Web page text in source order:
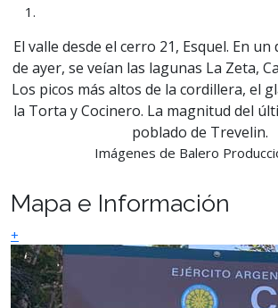
El valle desde el cerro 21, Esquel. En
de ayer, se veían las lagunas La Zeta,
Los picos más altos de la cordillera, el
la Torta y Cocinero. La magnitud del
poblado de Trevelin.
Imágenes de Balero
Mapa e Información
+